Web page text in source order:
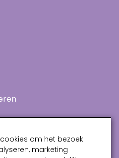
om het bezoek
marketing